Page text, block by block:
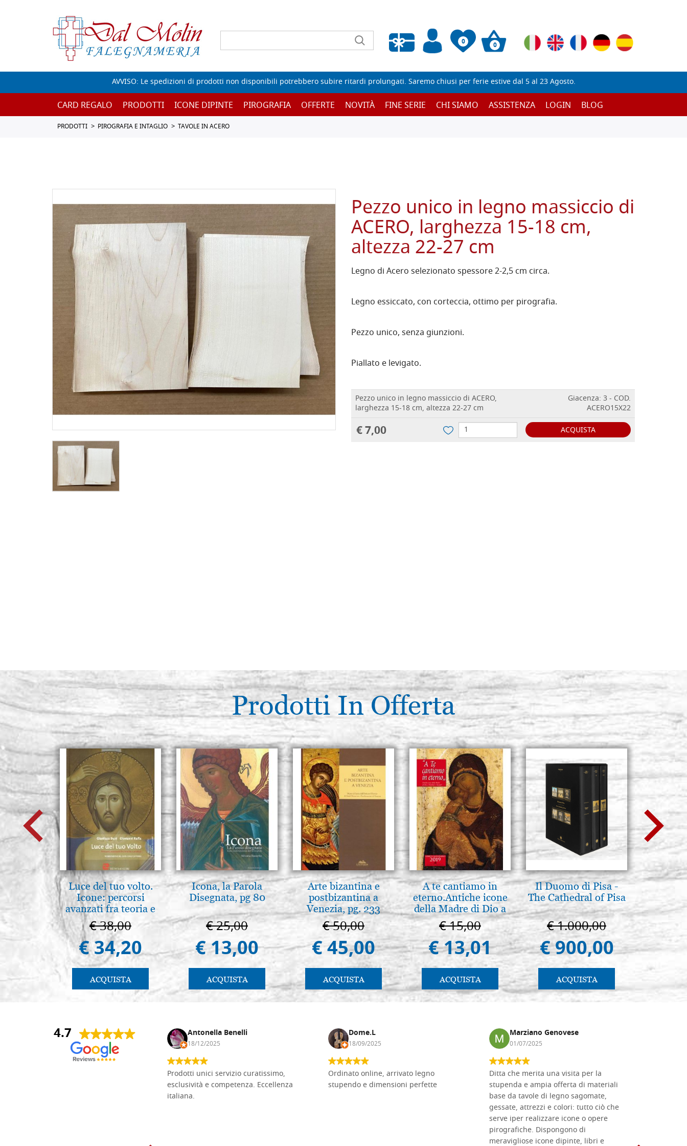
0
Wishlist vuota
0
AVVISO: Le spedizioni di prodotti non disponibili potrebbero subire ritardi prolungati. Saremo chiusi per ferie estive dal 5 al 23 Agosto.
CARD REGALO PRODOTTI ICONE DIPINTE PIROGRAFIA OFFERTE NOVITÀ FINE SERIE CHI SIAMO ASSISTENZA LOGIN BLOG
PRODOTTI PIROGRAFIA E INTAGLIO TAVOLE IN ACERO
Pezzo unico in legno massiccio di
ACERO, larghezza 15-18 cm,
altezza 22-27 cm
Legno di Acero selezionato spessore 2-2,5 cm circa.
Legno essiccato, con corteccia, ottimo per pirografia.
Pezzo unico, senza giunzioni.
Piallato e levigato.
Pezzo unico in legno massiccio di ACERO,
larghezza 15-18 cm, altezza 22-27 cm
Giacenza: 3 - COD.
ACERO15X22
€ 7,00 ACQUISTA
Prodotti In Offerta
Luce del tuo volto.
Icone: percorsi
avanzati fra teoria e
pratica. pg. 430
€ 38,00
€ 34,20
ACQUISTA
Icona, la Parola
Disegnata, pg 80
€ 25,00
€ 13,00
ACQUISTA
Arte bizantina e
postbizantina a
Venezia, pg. 233
€ 50,00
€ 45,00
ACQUISTA
A te cantiamo in
eterno.Antiche icone
della Madre di Dio a
Vladimir e Suzdal
(libro-cal. 2019)
€ 15,00
€ 13,01
ACQUISTA
Il Duomo di Pisa -
The Cathedral of Pisa
€ 1.000,00
€ 900,00
ACQUISTA
Madre
€
4.7
Andrea Monguzzi Antonella Benelli
18/12/2025
Prodotti unici servizio curatissimo,
esclusività e competenza. Eccellenza
italiana.
Dome.L
18/09/2025
Ordinato online, arrivato legno
stupendo e dimensioni perfette
Marziano Genovese
01/07/2025
Ditta che merita una visita per la
stupenda e ampia offerta di materiali
base da tavole di legno sagomate,
gessate, attrezzi e colori: tutto ciò che
serve iper realizzare icone o opere
pirografiche. Dispongono di
meravigliose icone dipinte, libri e